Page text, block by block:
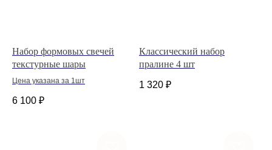
Набор формовых свечей
текстурные шары
Цена указана за 1шт
6 100 ₽
Классический набор
пралине 4 шт
1 320 ₽